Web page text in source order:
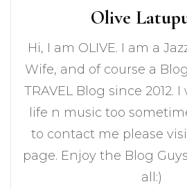
Olive
Hi, I am OLIVE. I am a
Wife, and of course a
TRAVEL Blog since 2012.
life n music too
to contact me please
page. Enjoy the Blog
all:)